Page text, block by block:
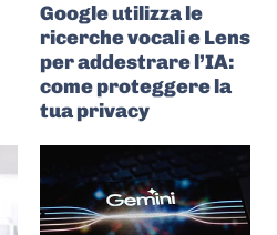
Google utilizza le
ricerche vocali e Lens
per addestrare l’IA:
come proteggere la
tua privacy